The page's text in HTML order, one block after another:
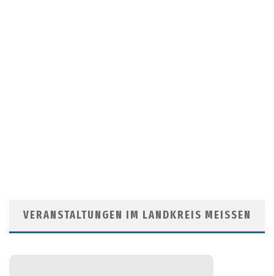
VERANSTALTUNGEN IM LANDKREIS MEISSEN